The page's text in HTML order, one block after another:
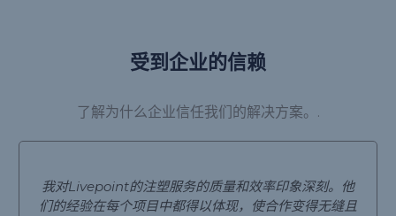
受到企业的信赖
了解为什么企业信任我们的解决方案。.
我对Livepoint的注塑服务的质量和效率印象深刻。他
们的经验在每个项目中都得以体现，使合作变得无缝且